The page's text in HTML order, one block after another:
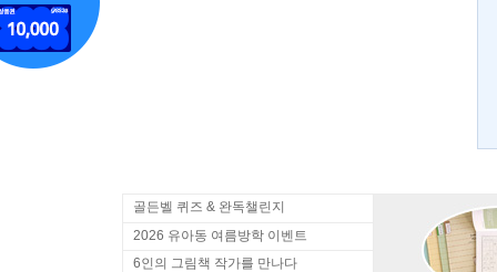
골든벨 퀴즈 & 완독챌린지
2026 유아동 여름방학 이벤트
6인의 그림책 작가를 만나다